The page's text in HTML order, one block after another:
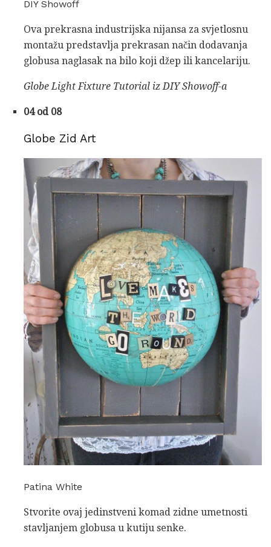
DIY Showoff
Ova prekrasna industrijska nijansa za svjetlosnu
montažu predstavlja prekrasan način dodavanja
globusa naglasak na bilo koji džep ili kancelariju.
Globe Light Fixture Tutorial iz DIY Showoff-a
04 od 08
Globe Zid Art
Patina White
Stvorite ovaj jedinstveni komad zidne umetnosti
stavljanjem globusa u kutiju senke.